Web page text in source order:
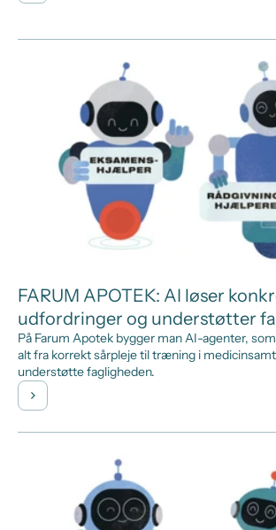
FARUM APOTEK: AI løser
udfordringer og understøtter
På Farum Apotek bygger man AI-agenter,
alt fra korrekt sårpleje til træning i
understøtte fagligheden.